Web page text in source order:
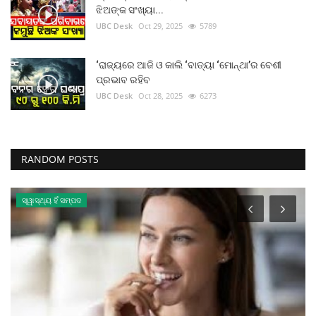
ଝିଅଙ୍କ ସଂଖ୍ୟା...
UBC Desk Oct 29, 2025 5789
‘ରାଜ୍ୟରେ ଆଜି ଓ କାଲି ‘ବାତ୍ୟା ‘ମୋନ୍ଥା’ର ବେଶୀ
ପ୍ରଭାବ ରହିବ
UBC Desk Oct 28, 2025 6273
RANDOM POSTS
ସ୍ୱାସ୍ଥ୍ୟ ହିଁ ସମ୍ପଦ